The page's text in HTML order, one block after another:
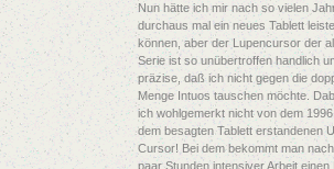
Nun hätte ich mir nach so vielen
durchaus mal ein neues Tablett
können, aber der Lupencursor der
Serie ist so unübertroffen handlich
präzise, daß ich nicht gegen die
Menge Intuos tauschen möchte.
ich wohlgemerkt nicht von dem
dem besagten Tablett erstandenen
Cursor! Bei dem bekommt man
paar Stunden intensiver Arbeit einen